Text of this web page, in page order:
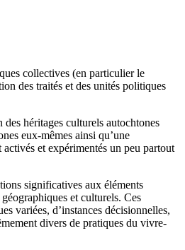
collectives (en particulier le
des traités et des unités politiques
héritages culturels autochtones
eux-mêmes ainsi qu’une
et expérimentés un peu partout
significatives aux éléments
et culturels. Ces
variées, d’instances décisionnelles,
divers de pratiques du vivre-